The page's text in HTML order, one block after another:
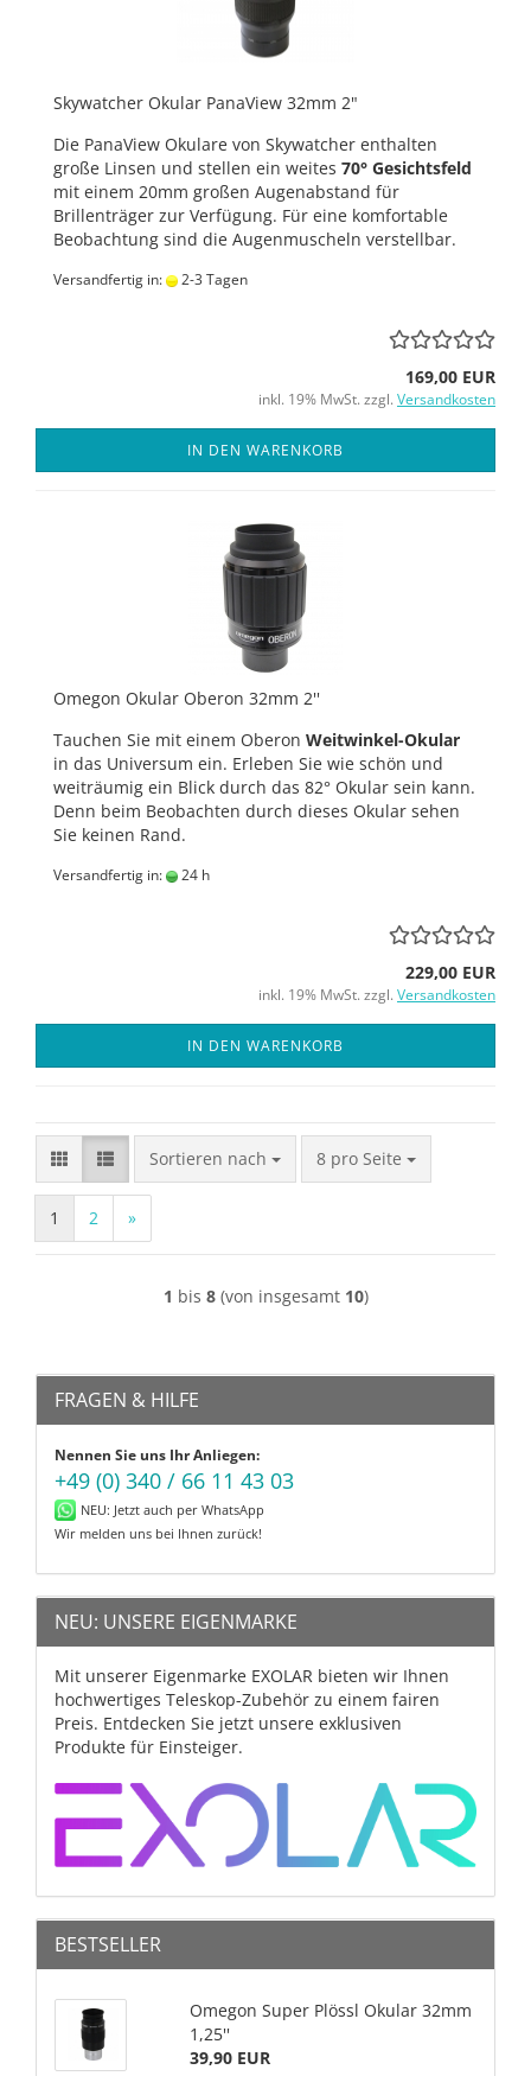
Skywatcher Okular PanaView 32mm 2"
Die PanaView Okulare von Skywatcher enthalten
große Linsen und stellen ein weites 70° Gesichtsfeld
mit einem 20mm großen Augenabstand für
Brillenträger zur Verfügung. Für eine komfortable
Beobachtung sind die Augenmuscheln verstellbar.
Versandfertig in: 2-3 Tagen
169,00 EUR
inkl. 19% MwSt. zzgl. Versandkosten
IN DEN WARENKORB
Omegon Okular Oberon 32mm 2''
Tauchen Sie mit einem Oberon Weitwinkel-Okular
in das Universum ein. Erleben Sie wie schön und
weiträumig ein Blick durch das 82° Okular sein kann.
Denn beim Beobachten durch dieses Okular sehen
Sie keinen Rand.
Versandfertig in: 24 h
229,00 EUR
inkl. 19% MwSt. zzgl. Versandkosten
IN DEN WARENKORB
Sortieren nach
Sortieren nach 8 pro Seite
pro Seite
1 2 »
1 bis 8(von insgesamt 10)
FRAGEN & HILFE
Nennen Sie uns Ihr Anliegen:
+49 (0) 340 / 66 11 43 03
NEU: Jetzt auch per WhatsApp
Wir melden uns bei Ihnen zurück!
NEU: UNSERE EIGENMARKE
Mit unserer Eigenmarke EXOLAR bieten wir Ihnen
hochwertiges Teleskop-Zubehör zu einem fairen
Preis. Entdecken Sie jetzt unsere exklusiven
Produkte für Einsteiger.
BESTSELLER
Omegon Super Plössl Okular 32mm
1,25''
39,90 EUR